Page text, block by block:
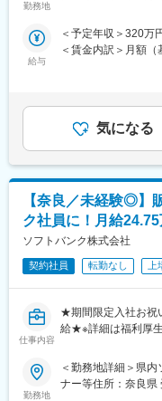
屋で自由に過ごし
うな部屋）
◆未経験から最先
今後も高い成長が
において、業界を支
の点検や現地作業な
いる実感を得られま
＼会社について／
ソフトバンク株式会
す。通信インフラや
ないネットワーク基
変更の範囲：会社の
●平均残業10h／年
登用制度完備／東証
て、携帯電話を中
ます。
■業務詳細
・接客業務
・販促ツール作成（
・店頭キャンペーン
・セールス向上に
■入社後の流れ／研
や商材知識、店頭
導のもと、基礎的な
形式のフォローア
グ、eラーニング研
勤務地
給与
＜予定年収＞320万
＜賃金内訳＞月額
上下する可能性が
す。
気になる
【奈良／未経験◎】
ク社員に！月給
ソフトバンク株式会社
契約社員 転勤なし
仕事内容
★期間限定入社お祝
給★※詳細は福利厚
る充実した研修制
用制度(年間100名
勤務地
＜勤務地詳細＞県
ナー等住所：奈良県